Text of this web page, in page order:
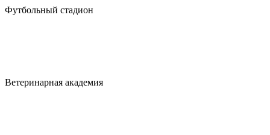
Футбольный стадион
Ветеринарная академия